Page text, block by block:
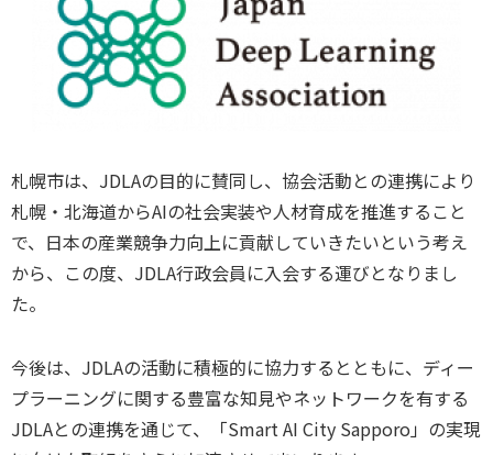
札幌市は、JDLAの目的に賛同し、協会活動との連携により
札幌・北海道からAIの社会実装や人材育成を推進すること
で、日本の産業競争力向上に貢献していきたいという考え
から、この度、JDLA行政会員に入会する運びとなりまし
た。
今後は、JDLAの活動に積極的に協力するとともに、ディー
プラーニングに関する豊富な知見やネットワークを有する
JDLAとの連携を通じて、「Smart AI City Sapporo」の実現